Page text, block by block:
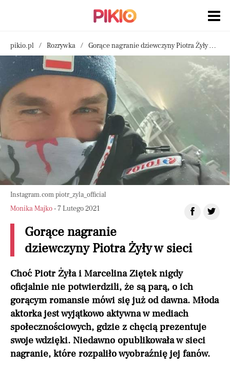
pikio.pl Rozrywka Gorące nagranie dziewczyny Piotra Żyły w sieci
Instagram.com piotr_zyla_official
Monika Majko- 7 Lutego 2021
Gorące nagranie
dziewczyny Piotra Żyły w sieci
Choć Piotr Żyła i Marcelina Ziętek nigdy
oficjalnie nie potwierdzili, że są parą, o ich
gorącym romansie mówi się już od dawna. Młoda
aktorka jest wyjątkowo aktywna w mediach
społecznościowych, gdzie z chęcią prezentuje
swoje wdzięki. Niedawno opublikowała w sieci
nagranie, które rozpaliło wyobraźnię jej fanów.